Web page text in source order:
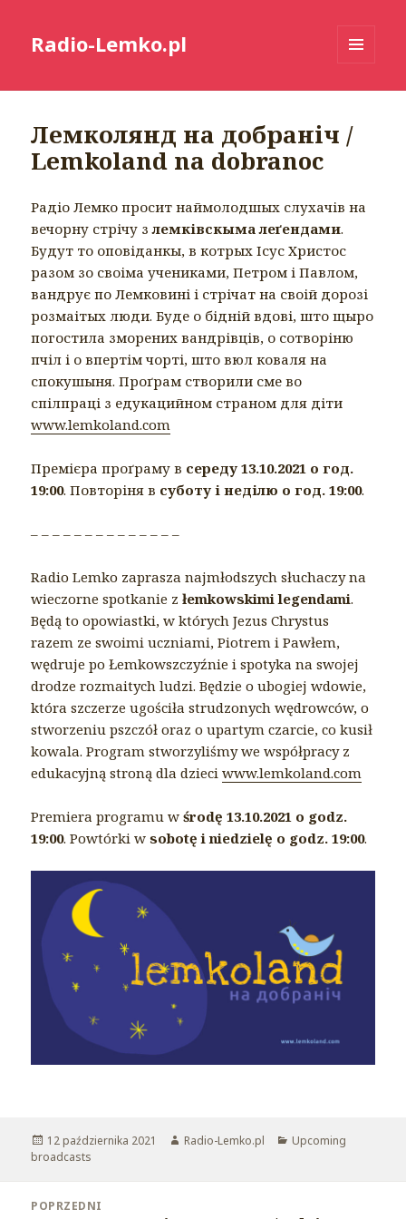
Radio-Lemko.pl
Лемколянд на добраніч /
Lemkoland na dobranoc
Радіо Лемко просит наймолодшых слухачів на
вечорну стрічу злемківскыма леґендами.
Будут то оповіданкы, в котрых Ісус Христос
разом зо своіма учениками, Петром і Павлом,
вандрує по Лемковині і стрічат на своій дорозі
розмаітых люди. Буде о бідній вдові, што щыро
погостила зморених вандрівців, о сотворіню
пчіл і о впертім чорті, што вюл коваля на
спокушыня. Проґрам створили сме во
спілпраці з едукацийном страном для діти
www.lemkoland.com
Премієра проґраму в середу 13.10.2021 о год.
19:00. Повторіня в суботу і неділю о год. 19:00.
– – – – – – – – – – – – – –
Radio Lemko zaprasza najmłodszych słuchaczy na
wieczorne spotkanie złemkowskimi legendami.
Będą to opowiastki, w których Jezus Chrystus
razem ze swoimi uczniami, Piotrem i Pawłem,
wędruje po Łemkowszczyźnie i spotyka na swojej
drodze rozmaitych ludzi. Będzie o ubogiej wdowie,
która szczerze ugościła strudzonych wędrowców, o
stworzeniu pszczół oraz o upartym czarcie, co kusił
kowala. Program stworzyliśmy we współpracy z
edukacyjną stroną dla dzieciwww.lemkoland.com
Premiera programu wśrodę 13.10.2021 o godz.
19:00. Powtórki wsobotę i niedzielę o godz. 19:00.
Opublikowano
12 października 2021 Autor
Radio-Lemko.pl Kategorie
Upcoming
broadcasts
wpisu
POPRZEDNI